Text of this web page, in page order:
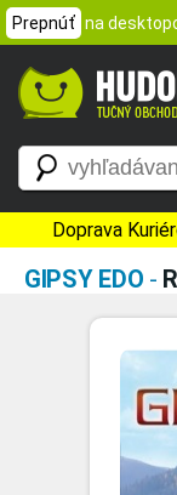
Prepnúť na
Doprava
GIPSY EDO -